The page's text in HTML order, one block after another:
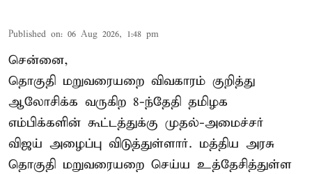
Published on: 06 Aug 2026, 1:48 pm
சென்னை,
தொகுதி மறுவரையறை விவகாரம் குறித்து
ஆலோசிக்க வருகிற 8-ந்தேதி தமிழக
எம்பிக்களின் கூட்டத்துக்கு முதல்-அமைச்சர்
விஜய் அழைப்பு விடுத்துள்ளார். மத்திய அரசு
தொகுதி மறுவரையறை செய்ய உத்தேசித்துள்ள